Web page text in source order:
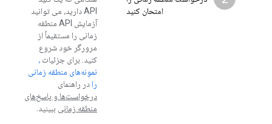
امتحان کنید
API دارید، می توانید
آزمایش API منطقه
زمانی را مستقیماً از
مرورگر خود شروع
کنید. برای جزئیات ،
نمونه‌های منطقه زمانی
را در راهنمای
درخواست‌ها و پاسخ‌های
منطقه زمانی
ببینید.